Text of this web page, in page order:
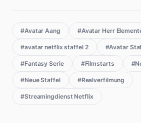
#Avatar Aang #Avatar Herr
#avatar netflix staffel 2 #Avatar
#Fantasy Serie #Filmstarts
#Neue Staffel #Realverfilmung
#Streamingdienst Netflix